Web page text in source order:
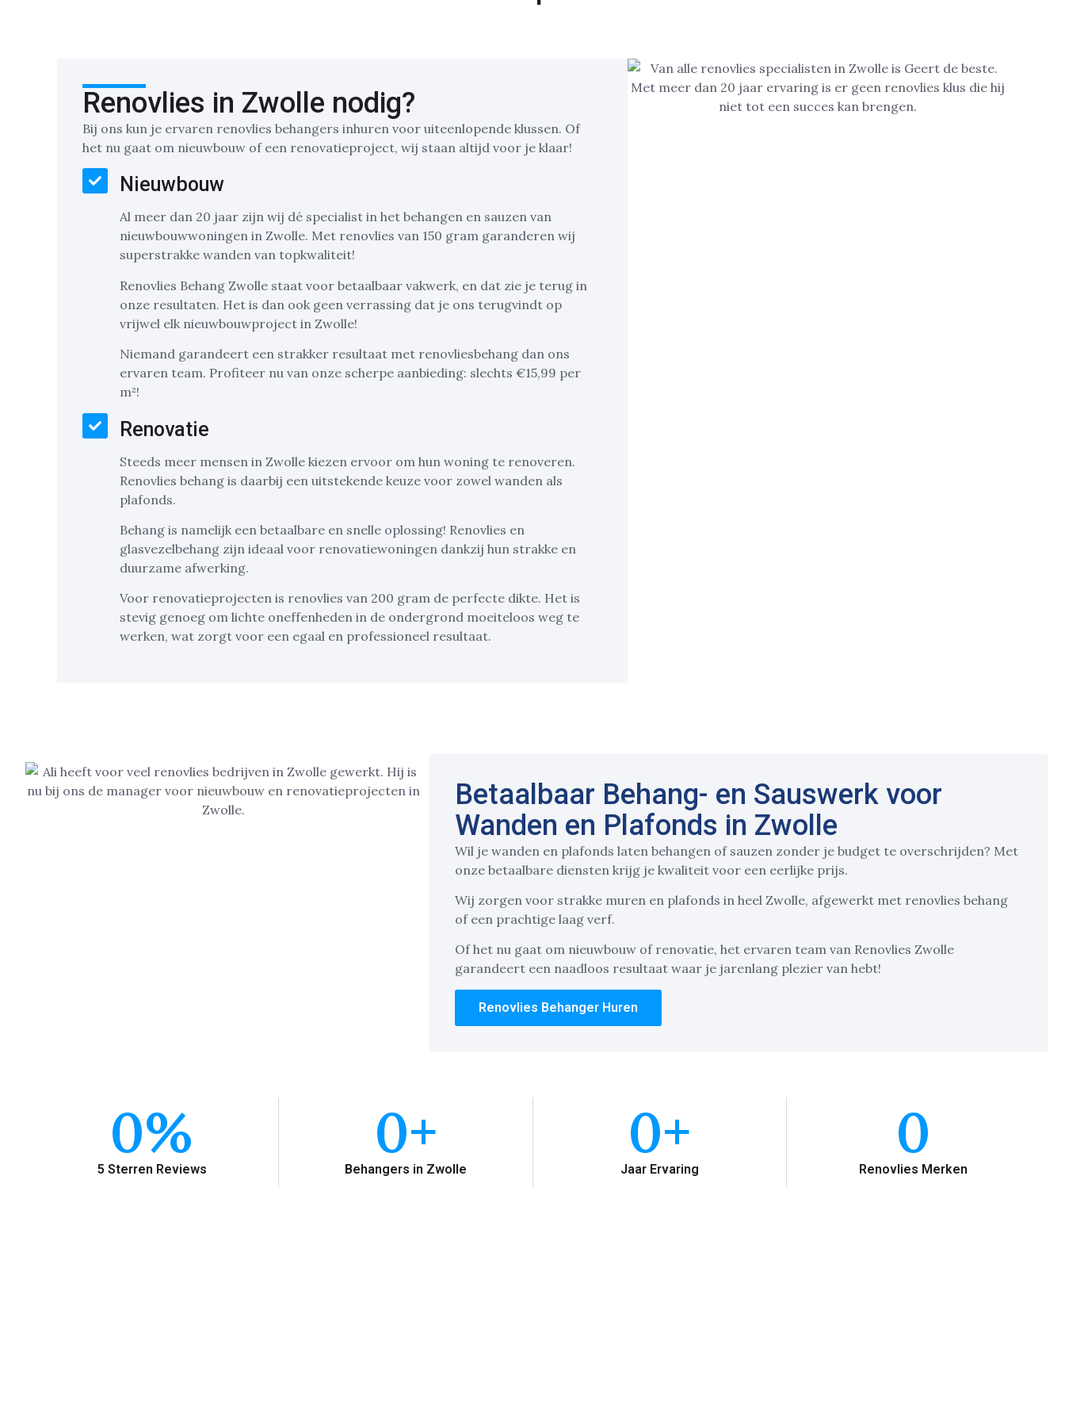
Renovlies in Zwolle nodig?
Bij ons kun je ervaren renovlies behangers inhuren voor uiteenlopende klussen. Of
het nu gaat om nieuwbouw of een renovatieproject, wij staan altijd voor je klaar!
Nieuwbouw
Al meer dan 20 jaar zijn wij dé specialist in het behangen en sauzen van
nieuwbouwwoningen in Zwolle. Met renovlies van 150 gram garanderen wij
superstrakke wanden van topkwaliteit!
Renovlies Behang Zwolle staat voor betaalbaar vakwerk, en dat zie je terug in
onze resultaten. Het is dan ook geen verrassing dat je ons terugvindt op
vrijwel elk nieuwbouwproject in Zwolle!
Niemand garandeert een strakker resultaat met renovliesbehang dan ons
ervaren team. Profiteer nu van onze scherpe aanbieding: slechts €15,99 per
m²!
Renovatie
Steeds meer mensen in Zwolle kiezen ervoor om hun woning te renoveren.
Renovlies behang is daarbij een uitstekende keuze voor zowel wanden als
plafonds.
Behang is namelijk een betaalbare en snelle oplossing! Renovlies en
glasvezelbehang zijn ideaal voor renovatiewoningen dankzij hun strakke en
duurzame afwerking.
Voor renovatieprojecten is renovlies van 200 gram de perfecte dikte. Het is
stevig genoeg om lichte oneffenheden in de ondergrond moeiteloos weg te
werken, wat zorgt voor een egaal en professioneel resultaat.
Betaalbaar Behang- en Sauswerk voor
Wanden en Plafonds in Zwolle
Wil je wanden en plafonds laten behangen of sauzen zonder je budget te overschrijden? Met
onze betaalbare diensten krijg je kwaliteit voor een eerlijke prijs.
Wij zorgen voor strakke muren en plafonds in heel Zwolle, afgewerkt met renovlies behang
of een prachtige laag verf.
Of het nu gaat om nieuwbouw of renovatie, het ervaren team van Renovlies Zwolle
garandeert een naadloos resultaat waar je jarenlang plezier van hebt!
Renovlies Behanger Huren
5 Sterren Reviews
0%
Behangers in Zwolle
0+
Jaar Ervaring
0+
Renovlies Merken
0